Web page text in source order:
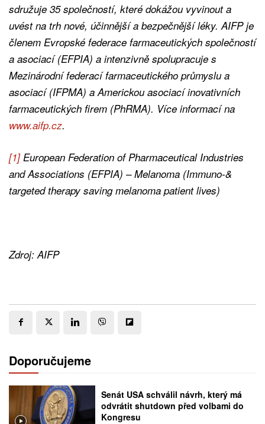
sdružuje 35 společností, které dokážou vyvinout a
uvést na trh nové, účinnější a bezpečnější léky. AIFP je
členem Evropské federace farmaceutických společností
a asociací (EFPIA) a intenzivně spolupracuje s
Mezinárodní federací farmaceutického průmyslu a
asociací (IFPMA) a Americkou asociací inovativních
farmaceutických firem (PhRMA). Více informací na
www.aifp.cz.
[1]European Federation of Pharmaceutical Industries
and Associations (EFPIA) – Melanoma (Immuno-&
targeted therapy saving melanoma patient lives)
Zdroj: AIFP
Doporučujeme
Senát USA schválil návrh, který má
odvrátit shutdown před volbami do
Kongresu